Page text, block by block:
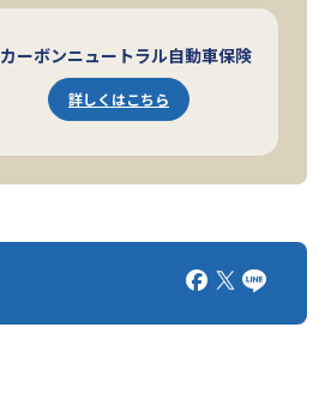
カーボンニュートラル自動車保険
詳しくはこちら